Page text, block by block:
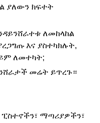
ያለውን ክፍተት
ለመከላከል
እና ያስተካክሉት,
ለመተካት;
መሬት ይጥረጉ።
ማጣሪያዎችን፣